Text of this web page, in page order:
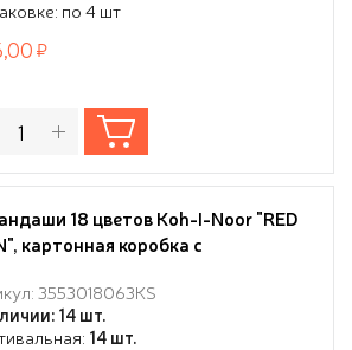
по 4 шт
18 цветов Koh-I-Noor "RED
картонная коробка с
3553018063KS
14 шт.
14 шт.